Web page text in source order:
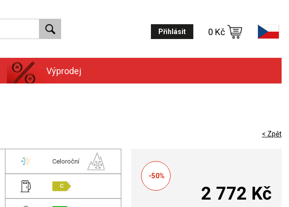
Přihlásit 0 Kč
Výprodej
< Zpět
Celoroční
C
-50%
2 772 Kč